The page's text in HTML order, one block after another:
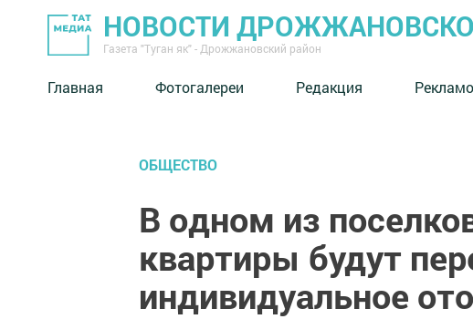
НОВОСТИ
Газета "Туган як" - Дрожжановский район
Главная Фотогалереи Редакция
ОБЩЕСТВО
В одном из
квартиры будут
индивидуальное